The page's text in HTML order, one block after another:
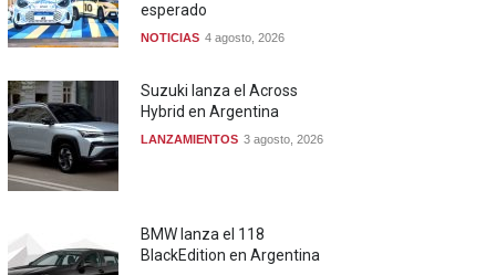
esperado
NOTICIAS 4 agosto, 2026
Suzuki lanza el Across
Hybrid en Argentina
LANZAMIENTOS 3 agosto, 2026
BMW lanza el 118
BlackEdition en Argentina